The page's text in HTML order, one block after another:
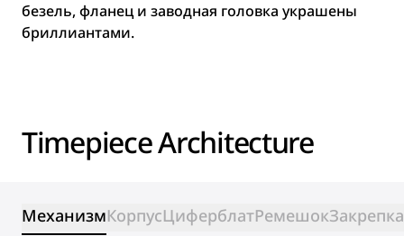
безель, фланец и заводная головка украшены
бриллиантами.
Timepiece Architecture
МеханизмКорпусЦиферблатРемешокЗакрепка